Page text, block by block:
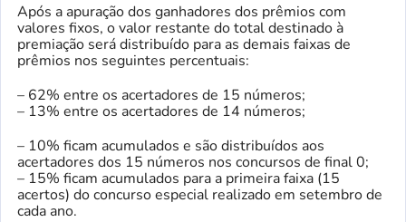
Após a apuração dos ganhadores dos prêmios com
valores fixos, o valor restante do total destinado à
premiação será distribuído para as demais faixas de
prêmios nos seguintes percentuais:
– 62% entre os acertadores de 15 números;
– 13% entre os acertadores de 14 números;
– 10% ficam acumulados e são distribuídos aos
acertadores dos 15 números nos concursos de final 0;
– 15% ficam acumulados para a primeira faixa (15
acertos) do concurso especial realizado em setembro de
cada ano.